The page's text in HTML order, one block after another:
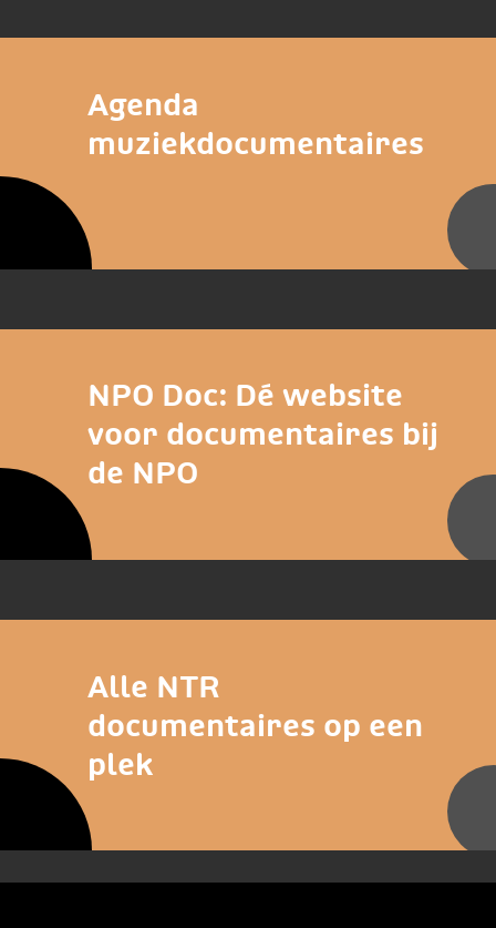
Agenda
muziekdocumentaires
NPO Doc: Dé website
voor documentaires bij
de NPO
Alle NTR
documentaires op een
plek